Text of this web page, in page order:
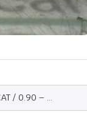
/ 0.90 – …